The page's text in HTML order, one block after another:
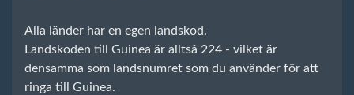
Alla länder har en egen landskod.
Landskoden till Guinea är alltså 224 - vilket är
densamma som landsnumret som du använder för att
ringa till Guinea.